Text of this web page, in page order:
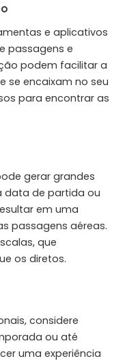
e aplicativos
passagens e
podem facilitar a
se encaixam no seu
para encontrar as
gerar grandes
data de partida ou
em uma
passagens aéreas.
que
os diretos.
considere
ou até
uma experiência